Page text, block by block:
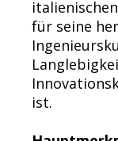
für seine
ist.